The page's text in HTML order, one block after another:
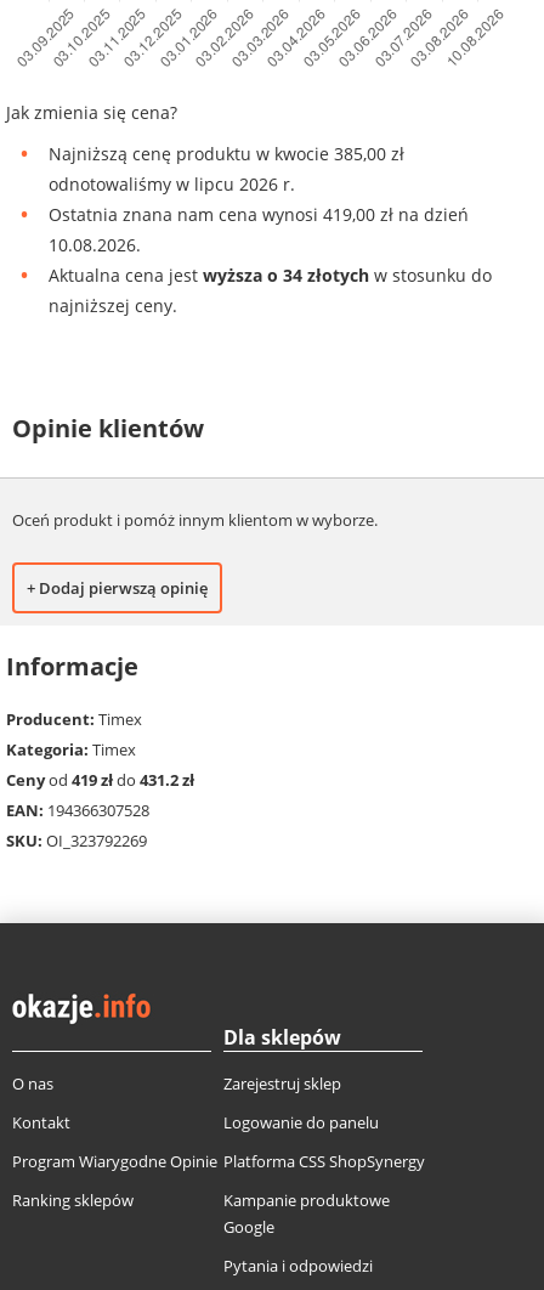
Jak zmienia się cena?
Najniższą cenę produktu w kwocie 385,00 zł
odnotowaliśmy w lipcu 2026 r.
Ostatnia znana nam cena wynosi 419,00 zł na dzień
10.08.2026.
Aktualna cena jest wyższa o 34 złotych w stosunku do
najniższej ceny.
Opinie klientów
Oceń produkt i pomóż innym klientom w wyborze.
+ Dodaj pierwszą opinię
Informacje
Producent: Timex
Kategoria: Timex
Cenyod 419 złdo 431.2 zł
EAN: 194366307528
SKU: OI_323792269
O nas
Kontakt
Program Wiarygodne Opinie
Ranking sklepów
Dla sklepów
Zarejestruj sklep
Logowanie do panelu
Platforma CSS ShopSynergy
Kampanie produktowe
Google
Pytania i odpowiedzi